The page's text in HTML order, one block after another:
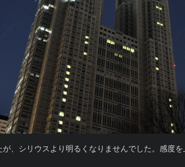
、シリウスより明るくなりませんでした。感度